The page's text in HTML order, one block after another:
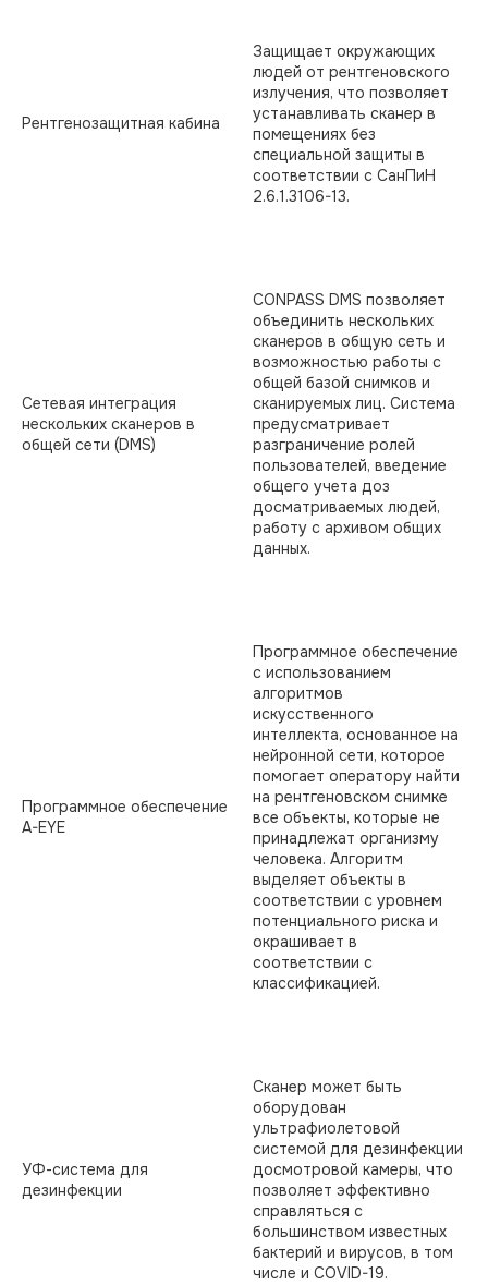
Рентгенозащитная кабина
Защищает окружающих
людей от рентгеновского
излучения, что позволяет
устанавливать сканер в
помещениях без
специальной защиты в
соответствии с СанПиН
2.6.1.3106-13.
Сетевая интеграция
нескольких сканеров в
общей сети (DMS)
CONPASS DMS позволяет
объединить нескольких
сканеров в общую сеть и
возможностью работы с
общей базой снимков и
сканируемых лиц. Система
предусматривает
разграничение ролей
пользователей, введение
общего учета доз
досматриваемых людей,
работу с архивом общих
данных.
Программное обеспечение
A-EYE
Программное обеспечение
с использованием
алгоритмов
искусственного
интеллекта, основанное на
нейронной сети, которое
помогает оператору найти
на рентгеновском снимке
все объекты, которые не
принадлежат организму
человека. Алгоритм
выделяет объекты в
соответствии с уровнем
потенциального риска и
окрашивает в
соответствии с
классификацией.
УФ-система для
дезинфекции
Сканер может быть
оборудован
ультрафиолетовой
системой для дезинфекции
досмотровой камеры, что
позволяет эффективно
справляться с
большинством известных
бактерий и вирусов, в том
числе и COVID-19.